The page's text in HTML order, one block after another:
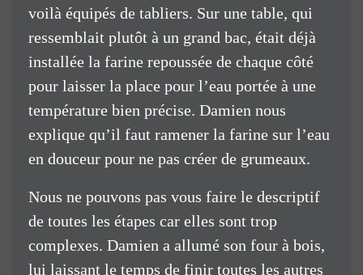
voilà équipés de tabliers. Sur une table, qui
ressemblait plutôt à un grand bac, était déjà
installée la farine repoussée de chaque côté
pour laisser la place pour l’eau portée à une
température bien précise. Damien nous
explique qu’il faut ramener la farine sur l’eau
en douceur pour ne pas créer de grumeaux.
Nous ne pouvons pas vous faire le descriptif
de toutes les étapes car elles sont trop
complexes. Damien a allumé son four à bois,
lui laissant le temps de finir toutes les autres